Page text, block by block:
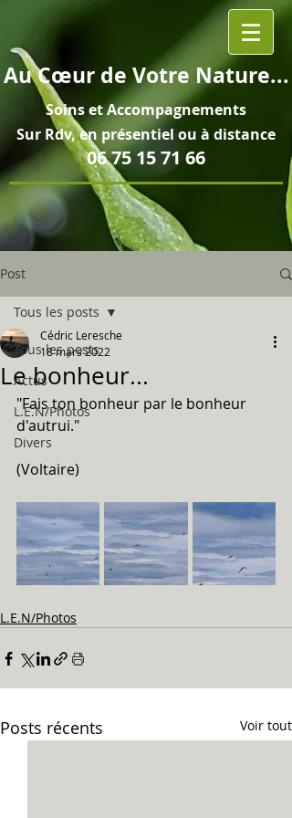
AuCœurde Votre Nature...
Soins etAccompagnements
Sur Rdv, en présentiel ou à distance
06 75 15 71 66
Post
Tous les posts
Actus
L.E.N/Photos
Divers
Tous les posts
Le bonheur...
Cédric Leresche
18 mars 2022
"Fais ton bonheur par le bonheur
d'autrui."
(Voltaire)
L.E.N/Photos
Posts récents Voir tout